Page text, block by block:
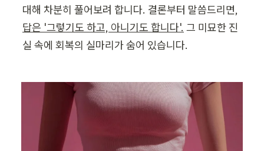
답은 '그렇기도 하고, 아니기도 합니다'. 그 미묘한 진
실 속에 회복의 실마리가 숨어 있습니다.